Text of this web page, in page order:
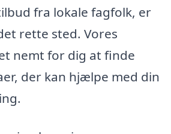
fra lokale fagfolk, er
rette sted. Vores
nemt for dig at finde
der kan hjælpe med din